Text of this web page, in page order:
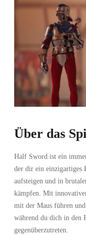
Über das
Half Sword ist ein
der dir ein einzigartiges
aufsteigen und in
kämpfen. Mit
mit der Maus führen
während du dich in den
gegenüberzutreten.